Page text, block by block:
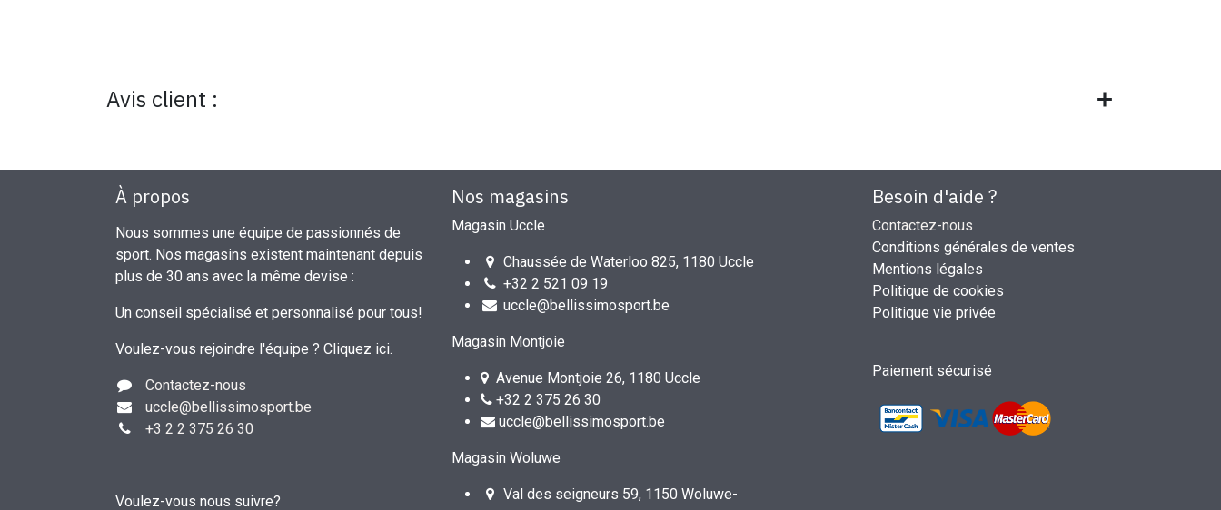
Avis client :
Besoin d'aide ?
Contactez-nous
Conditions générales de ventes
Mentions légales
Politique de cookies
Politique vie privée
Paiement sécurisé
Nos magasins
Magasin Uccle
Chaussée de Waterloo 825, 1180 Uccle
+32 2 521 09 19
uccle@bellissimosport.be
Magasin Montjoie
Avenue Montjoie 26, 1180 Uccle
+32 2 375 26 30
uccle@bellissimosport.be
Magasin Woluwe
Val des seigneurs 59, 1150 Woluwe-
À propos
Nous sommes une équipe de passionnés de
sport. Nos magasins existent maintenant depuis
plus de 30 ans avec la même devise :
Un conseil spécialisé et personnalisé pour tous!
Voulez-vous rejoindre l'équipe ? Cliquez ici.
Contactez-nous
uccle@bellissimosport.be
+3 2 2 375 26 30
Voulez-vous nous suivre?